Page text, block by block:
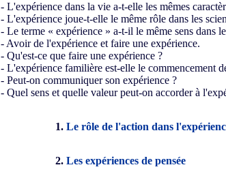
- L'expérience dans la vie a-t-elle les mêmes
- L'expérience joue-t-elle le même rôle dans les
- Le terme « expérience » a-t-il le même sens dans
- Avoir de l'expérience et faire une expérience.
- Qu'est-ce que faire une expérience ?
- L'expérience familière est-elle le commencement
- Peut-on communiquer son expérience ?
- Quel sens et quelle valeur peut-on accorder à
1. Le rôle de l'action dans
2. Les expériences de pensée